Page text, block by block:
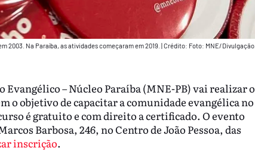
2003. Na Paraíba, as atividades começaram em 2019. |Crédito: Foto: MNE/Divulgação.
Evangélico – Núcleo Paraíba (MNE-PB) vai realizar o
o objetivo de capacitar a comunidade evangélica no
é gratuito e com direito a certificado. O evento
Barbosa, 246, no Centro de João Pessoa, das
inscrição.